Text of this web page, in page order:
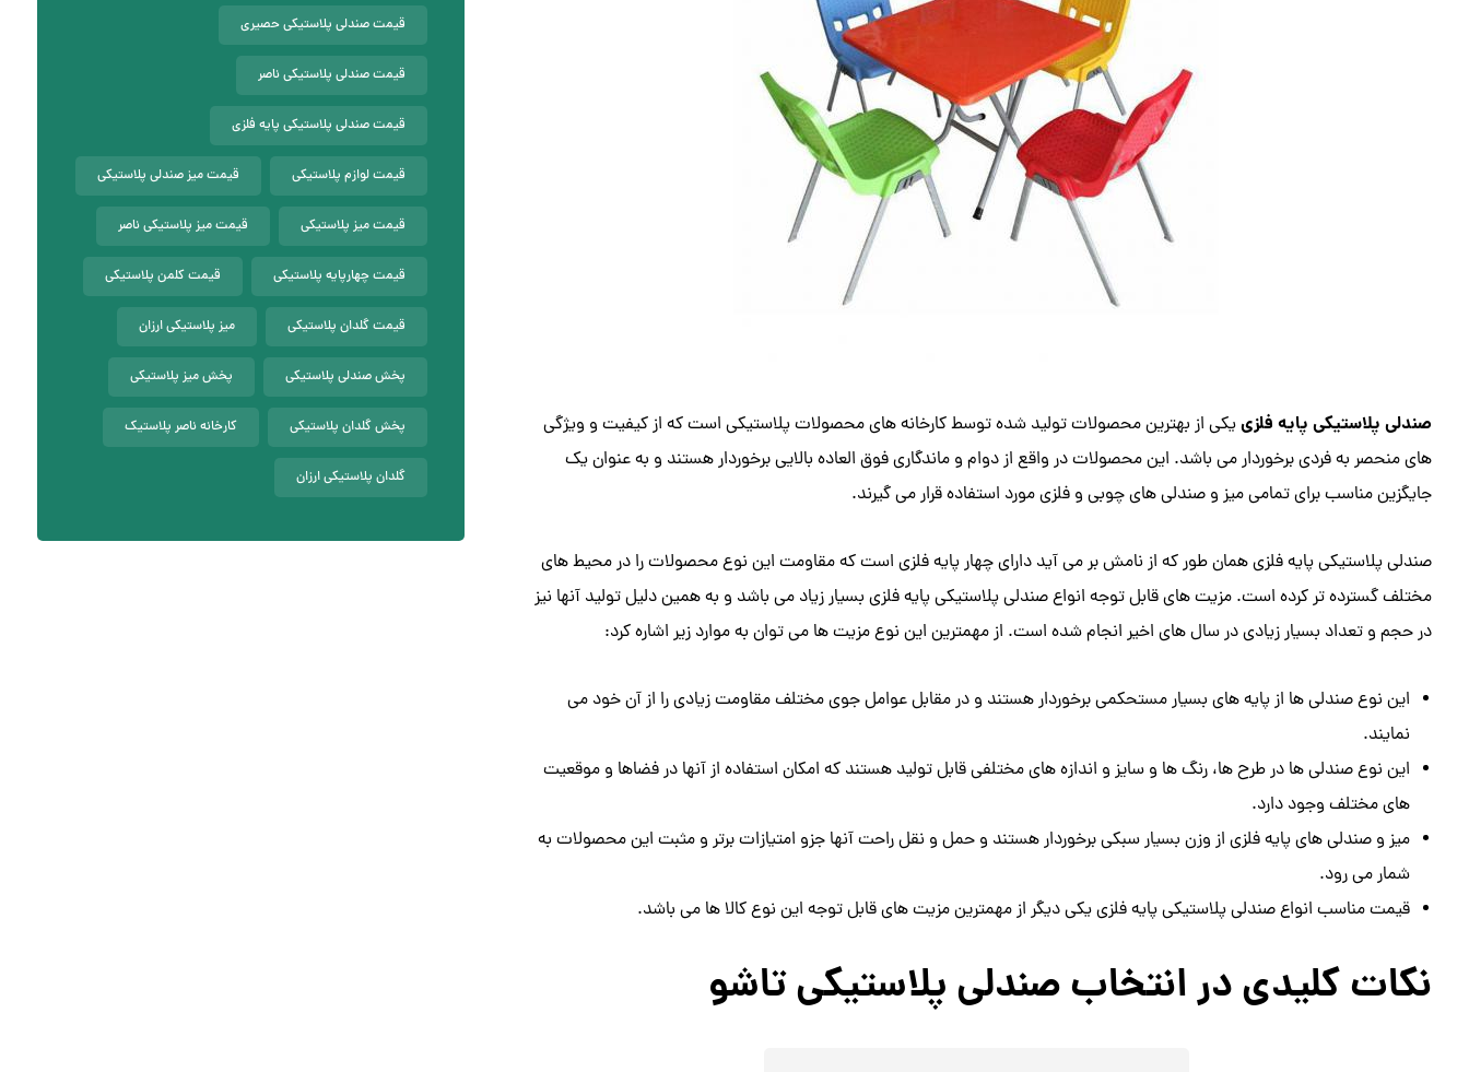
صندلی پلاستیکی پایه فلزییکی از بهترین محصولات تولید شده توسط کارخانه های محصولات پلاستیکی است که از کیفیت و ویژگی‌
های منحصر به فردی برخوردار می باشد. این محصولات در واقع از دوام و ماندگاری فوق العاده بالایی برخوردار هستند و به عنوان یک
جایگزین مناسب برای تمامی میز و صندلی های چوبی و فلزی مورد استفاده قرار می گیرند.
صندلی پلاستیکی پایه فلزی همان طور که از نامش بر می آید دارای چهار پایه فلزی است که مقاومت این نوع محصولات را در محیط های
مختلف گسترده تر کرده است. مزیت‌ های قابل توجه انواع صندلی پلاستیکی پایه فلزی بسیار زیاد می باشد و به همین دلیل تولید آنها نیز
در حجم و تعداد بسیار زیادی در سال‌ های اخیر انجام شده است. از مهمترین این نوع مزیت ها می توان به موارد زیر اشاره کرد:
این نوع صندلی ها از پایه های بسیار مستحکمی برخوردار هستند و در مقابل عوامل جوی مختلف مقاومت زیادی را از آن خود می
نمایند.
این نوع صندلی ها در طرح ها، رنگ ها و سایز و اندازه های مختلفی قابل تولید هستند که امکان استفاده از آنها در فضاها و موقعیت‌
های مختلف وجود دارد.
میز و صندلی های پایه فلزی از وزن بسیار سبکی برخوردار هستند و حمل و نقل راحت آنها جزو امتیازات برتر و مثبت این محصولات به
شمار می رود.
قیمت مناسب انواع صندلی پلاستیکی پایه فلزی یکی دیگر از مهمترین مزیت های قابل توجه این نوع کالا ها می باشد.
نکات کلیدی در انتخاب صندلی پلاستیکی تاشو
قیمت صندلی پلاستیکی حصیری
قیمت صندلی پلاستیکی ناصر
قیمت صندلی پلاستیکی پایه فلزی
قیمت لوازم پلاستیکی قیمت میز صندلی پلاستیکی
قیمت میز پلاستیکی قیمت میز پلاستیکی ناصر
قیمت چهارپایه پلاستیکی قیمت کلمن پلاستیکی
قیمت گلدان پلاستیکی میز پلاستیکی ارزان
پخش صندلی پلاستیکی پخش میز پلاستیکی
پخش گلدان پلاستیکی کارخانه ناصر پلاستیک
گلدان پلاستیکی ارزان